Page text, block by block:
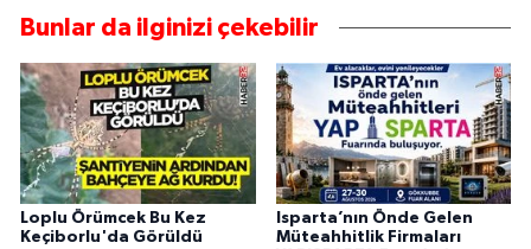
Bunlar da ilginizi çekebilir
Loplu Örümcek Bu Kez
Keçiborlu'da Görüldü
Isparta’nın Önde Gelen
Müteahhitlik Firmaları